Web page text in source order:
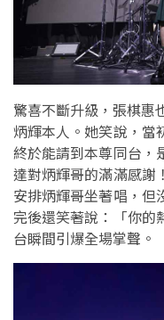
驚喜不斷升級，張棋惠
炳輝本人。她笑說，當
終於能請到本尊同台，
達對炳輝哥的滿滿感謝
安排炳輝哥坐著唱，但
完後還笑著說：「你的
台瞬間引爆全場掌聲。